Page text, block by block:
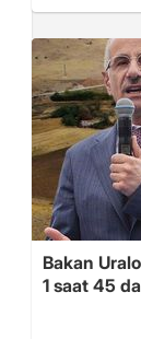
Bakan
1 saat 45